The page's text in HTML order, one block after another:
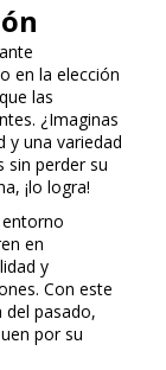
en la elección
las
¿Imaginas
y una variedad
sin perder su
¡lo logra!
en
y
Con este
pasado,
por su